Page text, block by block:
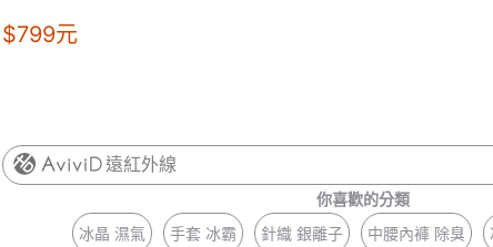
$799元
遠紅外線
你喜歡的分類
冰晶 濕氣
手套 冰霸 針織 銀離子 中腰內褲 除臭